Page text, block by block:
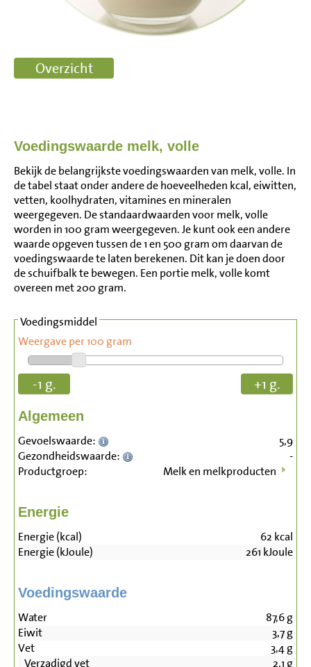
Voedingswaarde melk, volle
Bekijk de belangrijkste voedingswaarden van melk, volle. In
de tabel staat onder andere de hoeveelheden kcal, eiwitten,
vetten, koolhydraten, vitamines en mineralen
weergegeven. De standaardwaarden voor melk, volle
worden in 100 gram weergegeven. Je kunt ook een andere
waarde opgeven tussen de 1 en 500 gram om daarvan de
voedingswaarde te laten berekenen. Dit kan je doen door
de schuifbalk te bewegen. Een portie melk, volle komt
overeen met 200 gram.
Voedingsmiddel
Weergave per 100 gram
-1 g. +1 g.
Algemeen
Gevoelswaarde:
5,9
Gezondheidswaarde:
-
Productgroep:
Melk en melkproducten
Energie
Energie (kcal) 62 kcal
Energie (kJoule)
261 kJoule
Voedingswaarde
Water 87,6g
Eiwit
3,7g
Vet
3,4g
Verzadigd vet
2,1 g